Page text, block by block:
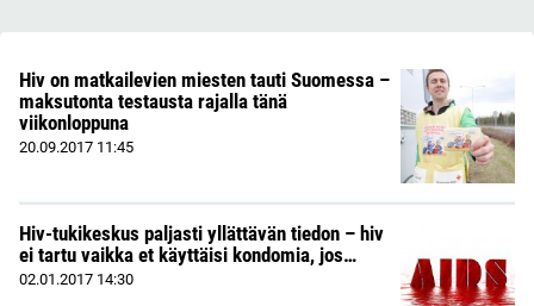
Hiv on matkailevien miesten tauti Suomessa –
maksutonta testausta rajalla tänä
viikonloppuna
20.09.2017 11:45
Hiv-tukikeskus paljasti yllättävän tiedon – hiv
ei tartu vaikka et käyttäisi kondomia, jos…
02.01.2017 14:30